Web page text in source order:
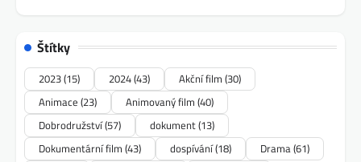
Štítky
2023(15) 2024(43) Akční film (30)
Animace (23) Animovaný film (40)
Dobrodružství(57) dokument(13)
Dokumentární film (43) dospívání(18) Drama(61)